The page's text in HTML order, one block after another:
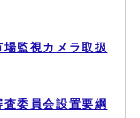
監視カメラ取扱
委員会設置要綱